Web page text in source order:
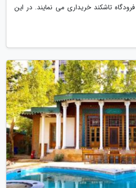
تاشکند خریداری می نمایند. در این